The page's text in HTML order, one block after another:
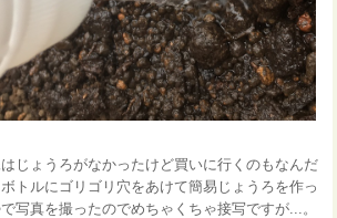
じょうろがなかったけど買いに行くのもなんだ
トルにゴリゴリ穴をあけて簡易じょうろを作っ
写真を撮ったのでめちゃくちゃ接写ですが...。